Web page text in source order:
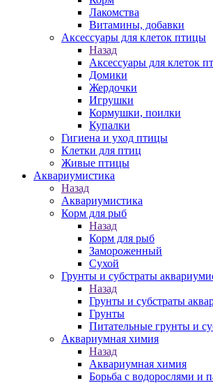
Лакомства
Витамины, добавки
Аксессуары для клеток птицы
Назад
Аксессуары для клеток
Домики
Жердочки
Игрушки
Кормушки, поилки
Купалки
Гигиена и уход птицы
Клетки для птиц
Живые птицы
Аквариумистика
Назад
Аквариумистика
Корм для рыб
Назад
Корм для рыб
Замороженный
Сухой
Грунты и субстраты
Назад
Грунты и субстраты
Грунты
Питательные грунты и
Аквариумная химия
Назад
Аквариумная химия
Борьба с водорослями и